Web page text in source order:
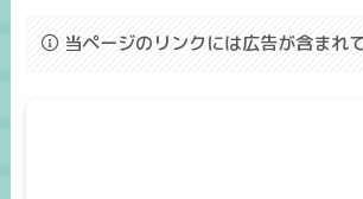
当ページのリンクには広告が含まれ